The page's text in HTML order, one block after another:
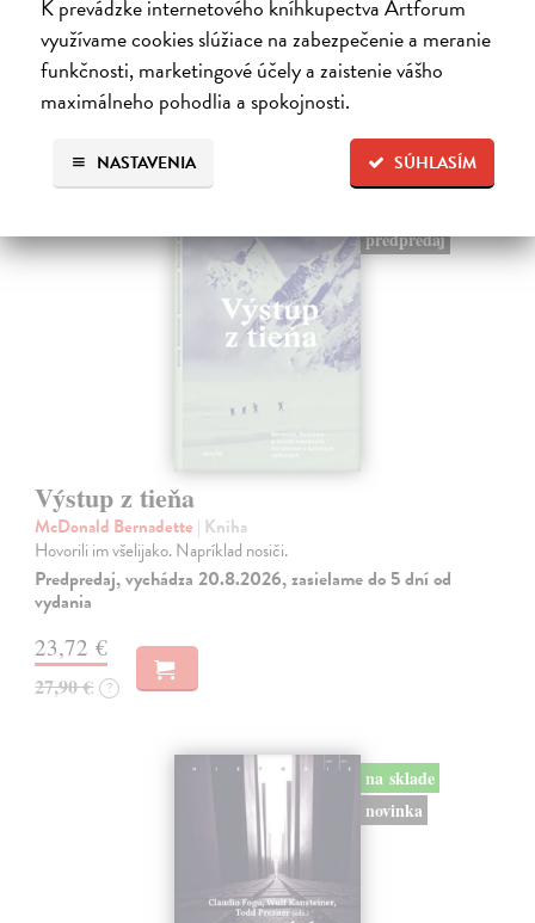
K prevádzke internetového kníhkupectva Artforum
využívame cookies slúžiace na zabezpečenie a meranie
funkčnosti, marketingové účely a zaistenie vášho
maximálneho pohodlia a spokojnosti.
SÚHLASÍM
NASTAVENIA
raz to bol…
Na sklade ?
17,01 €
predpredaj
Výstup z tieňa
McDonald Bernadette | Kniha
Hovorili im všelijako. Napríklad nosiči.
Predpredaj, vychádza 20.8.2026, zasielame do 5 dní od
vydania
23,72 €
27,90 € ?
na sklade
novinka